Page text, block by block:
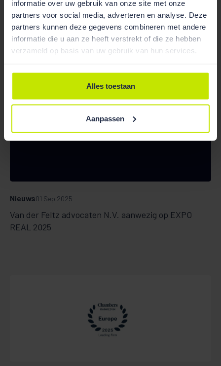
informatie over uw gebruik van onze site met onze
partners voor social media, adverteren en analyse. Deze
partners kunnen deze gegevens combineren met andere
informatie die u aan ze heeft verstrekt of die ze hebben
verzameld op basis van uw gebruik van hun services.
Alles toestaan
Aanpassen
Van der Feltz advocaten N.V. aanwezig op EXPO
REAL
Van der Feltz advocaten N.V. aanwezig op EXPO
REAL 2025
Nieuws01 Sep 2025